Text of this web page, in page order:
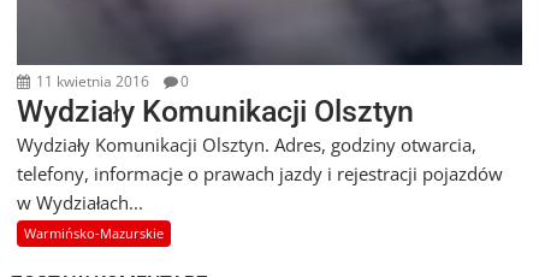
11 kwietnia 2016 0
Wydziały Komunikacji Olsztyn
Wydziały Komunikacji Olsztyn. Adres, godziny otwarcia,
telefony, informacje o prawach jazdy i rejestracji pojazdów
w Wydziałach...
Warmińsko-Mazurskie